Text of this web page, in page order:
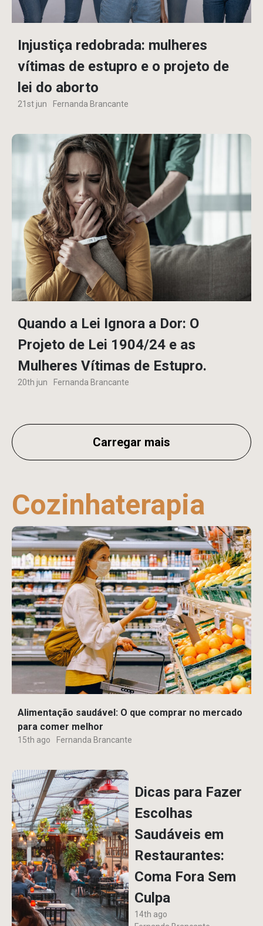
Injustiça redobrada: mulheres
vítimas de estupro e o projeto de
lei do aborto
21st jun Fernanda Brancante
Quando a Lei Ignora a Dor: O
Projeto de Lei 1904/24 e as
Mulheres Vítimas de Estupro.
20th jun Fernanda Brancante
Carregar mais
Cozinhaterapia
Alimentação saudável: O que comprar no mercado
para comer melhor
15th ago Fernanda Brancante
Dicas para Fazer
Escolhas
Saudáveis em
Restaurantes:
Coma Fora Sem
Culpa
14th ago